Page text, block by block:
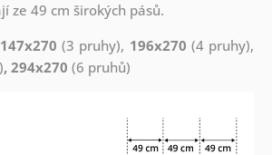
ze 49 cm širokých pásů.
(3 pruhy), 196x270 (4 pruhy),
, 294x270 (6 pruhů)